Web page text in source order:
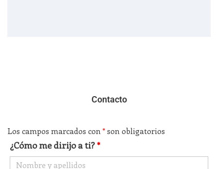
Contacto
Los campos marcados con *son obligatorios
¿Cómo me dirijo a ti?*